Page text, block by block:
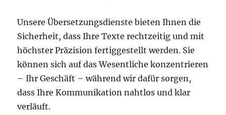
Unsere Übersetzungsdienste bieten Ihnen die
Sicherheit, dass Ihre Texte rechtzeitig und mit
höchster Präzision fertiggestellt werden. Sie
können sich auf das Wesentliche konzentrieren
– Ihr Geschäft – während wir dafür sorgen,
dass Ihre Kommunikation nahtlos und klar
verläuft.